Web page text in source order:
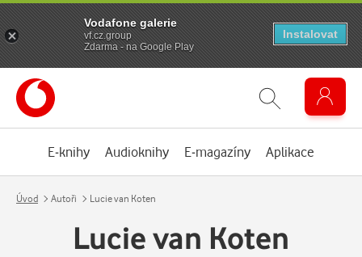
E-knihy Audioknihy E-magazíny Aplikace
Úvod Autoři Lucie van Koten
Lucie van Koten
Vodafone galerie
vf.cz.group
Zdarma - na Google Play
Instalovat